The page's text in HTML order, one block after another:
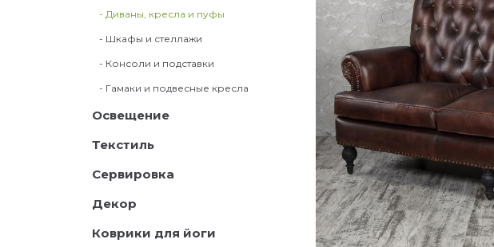
- Диваны, кресла и пуфы
- Шкафы и стеллажи
- Консоли и подставки
- Гамаки и подвесные кресла
Освещение
Текстиль
Сервировка
Декор
Коврики для йоги